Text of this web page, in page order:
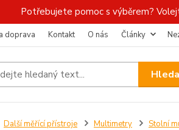
Potřebujete pomoc s výběrem?
doprava Kontakt O nás Články
Další měřící přístroje Multimetry Stolní